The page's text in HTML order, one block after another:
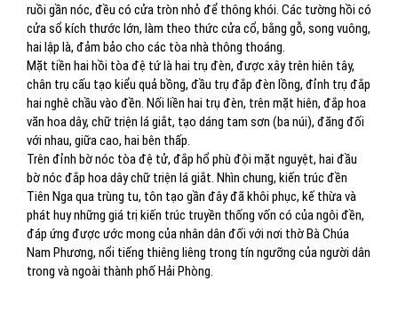
ruồi gần nóc, đều có cửa tròn nhỏ để thông khói. Các tường hồi có
cửa sổ kích thước lớn, làm theo thức cửa cổ, bằng gỗ, song vuông,
hai lập là, đảm bảo cho các tòa nhà thông thoáng.
Mặt tiền hai hồi tòa đệ tứ là hai trụ đèn, được xây trên hiên tây,
chân trụ cấu tạo kiểu quả bồng, đầu trụ đắp đèn lồng, đỉnh trụ đắp
hai nghê chầu vào đền. Nối liền hai trụ đèn, trên mặt hiên, đắp hoa
văn hoa dây, chữ triện lá giắt, tạo dáng tam sơn (ba núi), đăng đối
với nhau, giữa cao, hai bên thấp.
Trên đỉnh bờ nóc tòa đệ tử, đắp hổ phù đội mặt nguyệt, hai đầu
bờ nóc đắp hoa dây chữ triện lá giắt. Nhìn chung, kiến trúc đền
Tiên Nga qua trùng tu, tôn tạo gần đây đã khôi phục, kế thừa và
phát huy những giá trị kiến trúc truyền thống vốn có của ngôi đền,
đáp ứng được ước mong của nhân dân đối với nơi thờ Bà Chúa
Nam Phương, nổi tiếng thiêng liêng trong tín ngưỡng của người dân
trong và ngoài thành phố Hải Phòng.